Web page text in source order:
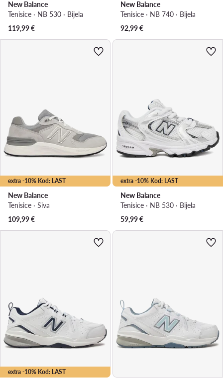
New Balance
Tenisice · NB 530 · Bijela
119,99€
New Balance
Tenisice · NB 740 · Bijela
92,99€
extra -10% Kod: LAST
New Balance
Tenisice · Siva
109,99€
extra -10% Kod: LAST
New Balance
Tenisice · NB 530 · Bijela
59,99€
extra -10% Kod: LAST